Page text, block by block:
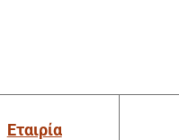
Εταιρία